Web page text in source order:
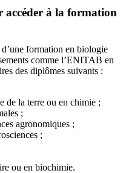
accéder à la formation
formation en biologie
comme l’ENITAB en
des diplômes suivants :
de la terre ou en chimie ;
;
agronomiques ;
;
ou en biochimie.